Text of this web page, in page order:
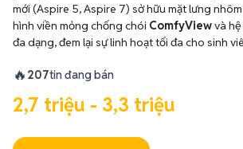
mới (Aspire 5, Aspire 7) sở hữu mặt lưng
hình viền mỏng chống chói ComfyViewvà
đa dạng, đem lại sự linh hoạt tối đa cho sinh
🔥 207tin đang bán
2,7 triệu - 3,3 triệu